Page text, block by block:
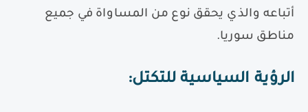
أتباعه والذي يحقق نوع من المساواة في جميع
مناطق سوريا.
الرؤية السياسية للتكتل: